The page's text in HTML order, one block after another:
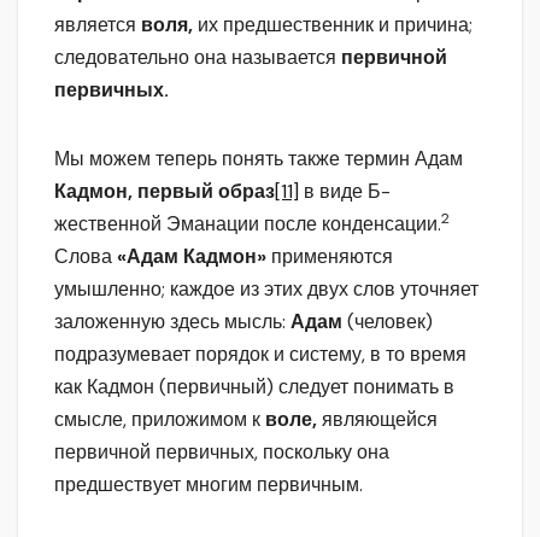
является воля, их предшественник и причина;
следовательно она называется первичной
первичных.
Мы можем теперь понять также термин Адам
Кадмон, первый образ[11] в виде Б-
жественной Эманации после конденсации.2
Слова«Адам Кадмон» применяются
умышленно; каждое из этих двух слов уточняет
заложенную здесь мысль: Адам (человек)
подразумевает порядок и систему, в то время
как Кадмон (первичный) следует понимать в
смысле, приложимом к воле,являющейся
первичной первичных, поскольку она
предшествует многим первичным.